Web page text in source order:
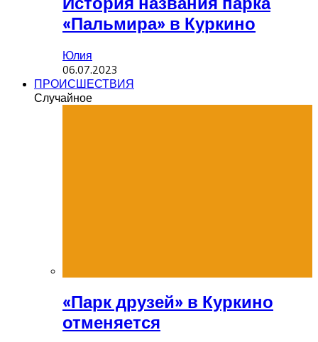
«Пальмира» в Куркино
Юлия
06.07.2023
ПРОИСШЕСТВИЯ
Случайное
«Парк друзей» в Куркино
отменяется